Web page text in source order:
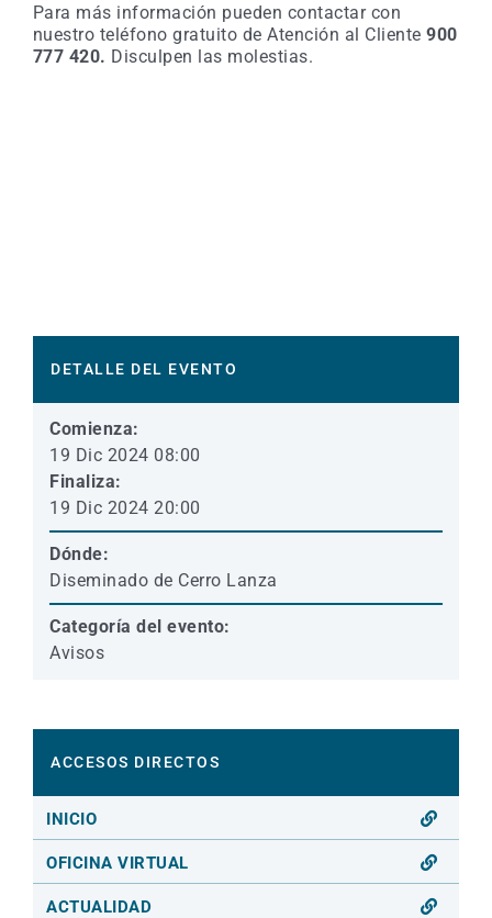
Para más información pueden contactar con
nuestro teléfono gratuito de Atención al Cliente900
777 420. Disculpen las molestias.
DETALLE DEL EVENTO
Comienza:
19 Dic 2024 08:00
Finaliza:
19 Dic 2024 20:00
Dónde:
Diseminado de Cerro Lanza
Categoría del evento:
Avisos
ACCESOS DIRECTOS
INICIO
OFICINA VIRTUAL
ACTUALIDAD